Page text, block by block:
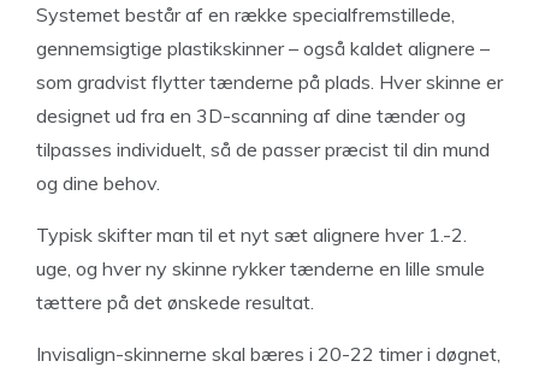
Systemet består af en række specialfremstillede,
gennemsigtige plastikskinner – også kaldet alignere –
som gradvist flytter tænderne på plads. Hver skinne er
designet ud fra en 3D-scanning af dine tænder og
tilpasses individuelt, så de passer præcist til din mund
og dine behov.
Typisk skifter man til et nyt sæt alignere hver 1.-2.
uge, og hver ny skinne rykker tænderne en lille smule
tættere på det ønskede resultat.
Invisalign-skinnerne skal bæres i 20-22 timer i døgnet,